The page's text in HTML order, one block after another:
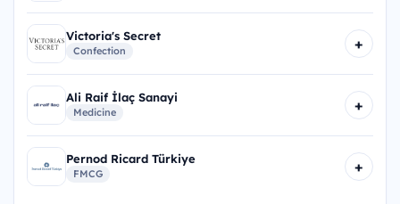
Victoria's Secret
Confection +
Ali Raif İlaç Sanayi
Medicine +
Pernod Ricard Türkiye
FMCG +